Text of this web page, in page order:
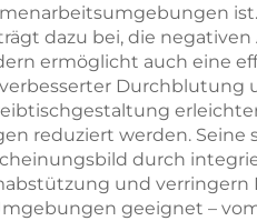
dazu bei, die
ermöglicht auch eine
Durchblutung
reduziert werden.
durch
und verringern
geeignet –